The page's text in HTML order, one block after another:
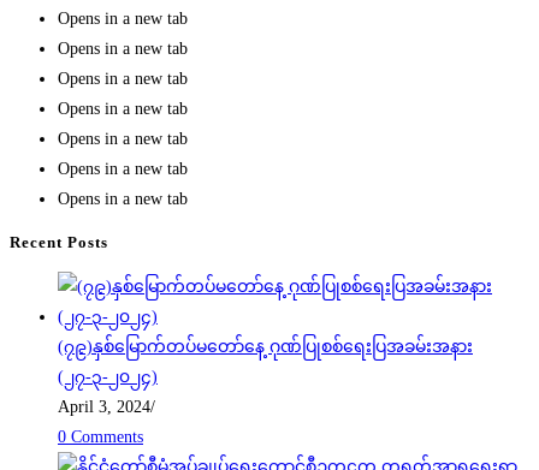
Opens in a new tab
Opens in a new tab
Opens in a new tab
Opens in a new tab
Opens in a new tab
Opens in a new tab
Opens in a new tab
Recent Posts
(၇၉)နှစ်မြောက်တပ်မတော်နေ့ ဂုဏ်ပြုစစ်ရေးပြအခမ်းအနား
(၂၇-၃-၂၀၂၄)
April 3, 2024/
0 Comments